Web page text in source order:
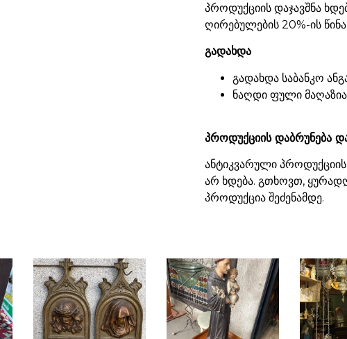
პროდუქციის დაჯავშნა
ღირებულების 20%-ის
გადახდა
გადახდა საბანკო
ნაღდი ფული
პროდუქციის დაბრუნება
ანტიკვარული
არ ხდება. გთხოვთ,
პროდუქცია შეძენამდე.